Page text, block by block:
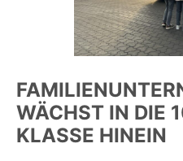
WÄCHST IN DIE
KLASSE HINEIN